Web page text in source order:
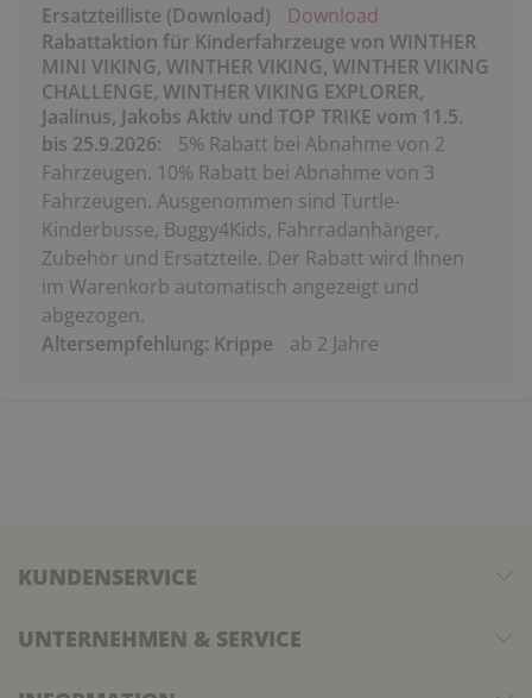
Ersatzteilliste (Download)
Download
Rabattaktion für Kinderfahrzeuge von WINTHER
MINI VIKING, WINTHER VIKING, WINTHER VIKING
CHALLENGE, WINTHER VIKING EXPLORER,
Jaalinus, Jakobs Aktiv und TOP TRIKE vom 11.5.
bis 25.9.2026:
5% Rabatt bei Abnahme von 2
Fahrzeugen. 10% Rabatt bei Abnahme von 3
Fahrzeugen. Ausgenommen sind Turtle-
Kinderbusse, Buggy4Kids, Fahrradanhänger,
Zubehör und Ersatzteile. Der Rabatt wird Ihnen
im Warenkorb automatisch angezeigt und
abgezogen.
Altersempfehlung: Krippe
ab 2 Jahre
KUNDENSERVICE
UNTERNEHMEN & SERVICE